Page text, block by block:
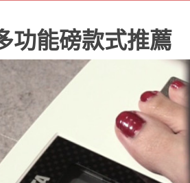
功能磅款式推薦